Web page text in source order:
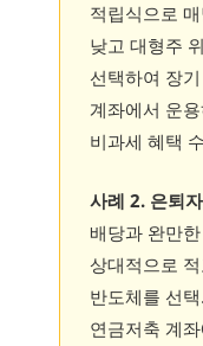
적립식으로
낮고 대형주
선택하여 장
계좌에서 운
비과세 혜택
사례 2. 은퇴
배당과 완만
상대적으로
반도체를 선
연금저축 계